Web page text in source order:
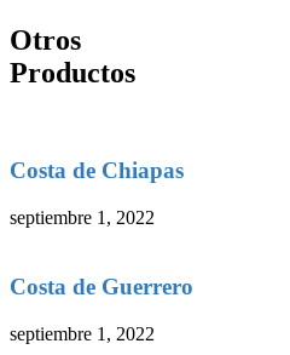
Otros
Productos
Costa de Chiapas
septiembre 1, 2022
Costa de Guerrero
septiembre 1, 2022